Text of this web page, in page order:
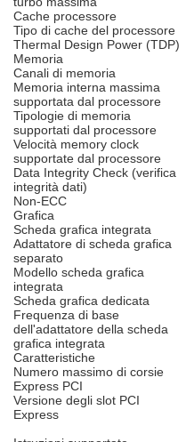
Cache processore
Tipo di cache del processore
Thermal Design Power (TDP)
Memoria
Canali di memoria
Memoria interna massima
supportata dal processore
Tipologie di memoria
supportati dal processore
Velocità memory clock
supportate dal processore
Data Integrity Check (verifica
integrità dati)
Non-ECC
Grafica
Scheda grafica integrata
Adattatore di scheda grafica
separato
Modello scheda grafica
integrata
Scheda grafica dedicata
Frequenza di base
dell'adattatore della scheda
grafica integrata
Caratteristiche
Numero massimo di corsie
Express PCI
Versione degli slot PCI
Express